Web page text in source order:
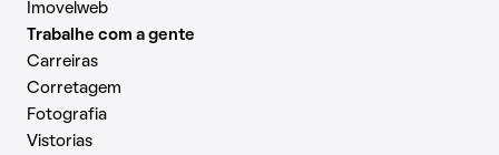
Imovelweb
Trabalhe com a gente
Carreiras
Corretagem
Fotografia
Vistorias